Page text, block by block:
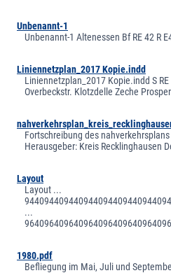
Unbenannt-1
Unbenannt-1 Altenessen Bf RE 42 R
Liniennetzplan_2017 Kopie.indd
Liniennetzplan_2017 Kopie.indd S
Overbeckstr. Klotzdelle Zeche
Fortschreibung des
Herausgeber: Kreis Recklinghausen
Layout
Layout ...
...
1980.pdf
Befliegung im Mai, Juli und